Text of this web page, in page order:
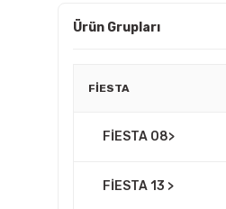
Ürün Grupları
FİESTA
FİESTA 08>
FİESTA 13 >